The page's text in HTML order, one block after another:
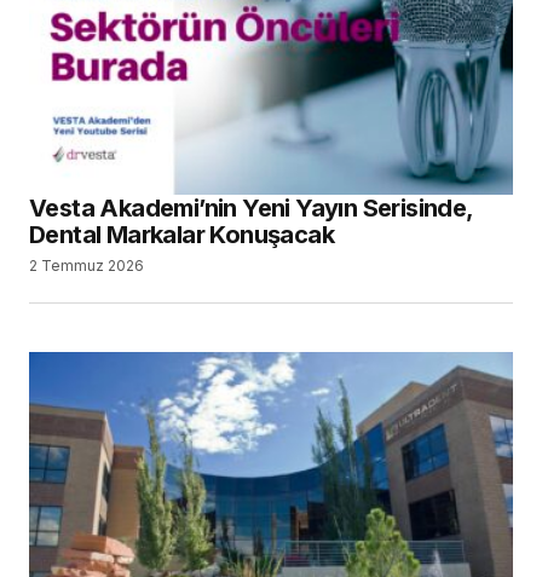
Vesta Akademi’nin Yeni Yayın Serisinde,
Dental Markalar Konuşacak
2 Temmuz 2026